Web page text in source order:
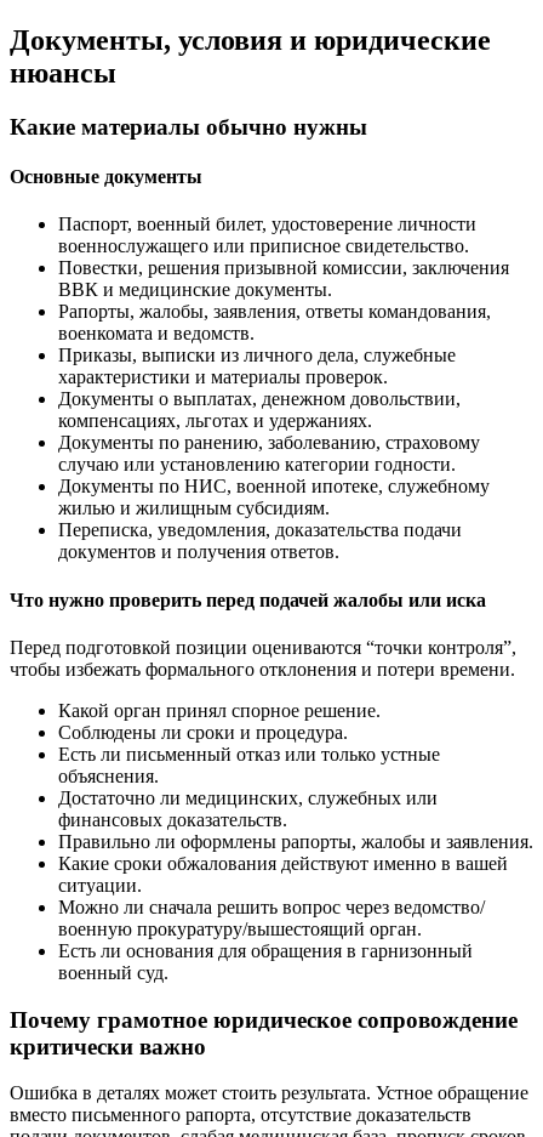
Документы, условия и юридические
нюансы
Какие материалы обычно нужны
Основные документы
Паспорт, военный билет, удостоверение личности
военнослужащего или приписное свидетельство.
Повестки, решения призывной комиссии, заключения
ВВК и медицинские документы.
Рапорты, жалобы, заявления, ответы командования,
военкомата и ведомств.
Приказы, выписки из личного дела, служебные
характеристики и материалы проверок.
Документы о выплатах, денежном довольствии,
компенсациях, льготах и удержаниях.
Документы по ранению, заболеванию, страховому
случаю или установлению категории годности.
Документы по НИС, военной ипотеке, служебному
жилью и жилищным субсидиям.
Переписка, уведомления, доказательства подачи
документов и получения ответов.
Что нужно проверить перед подачей жалобы или иска
Перед подготовкой позиции оцениваются “точки контроля”,
чтобы избежать формального отклонения и потери времени.
Какой орган принял спорное решение.
Соблюдены ли сроки и процедура.
Есть ли письменный отказ или только устные
объяснения.
Достаточно ли медицинских, служебных или
финансовых доказательств.
Правильно ли оформлены рапорты, жалобы и заявления.
Какие сроки обжалования действуют именно в вашей
ситуации.
Можно ли сначала решить вопрос через ведомство/
военную прокуратуру/вышестоящий орган.
Есть ли основания для обращения в гарнизонный
военный суд.
Почему грамотное юридическое сопровождение
критически важно
Ошибка в деталях может стоить результата. Устное обращение
вместо письменного рапорта, отсутствие доказательств